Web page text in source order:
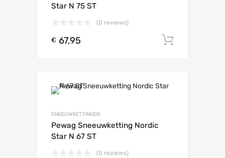
Star N 75 ST
(0 reviews)
€ 67,95
SNEEUWKETTINGEN
Pewag Sneeuwketting Nordic
Star N 67 ST
(0 reviews)